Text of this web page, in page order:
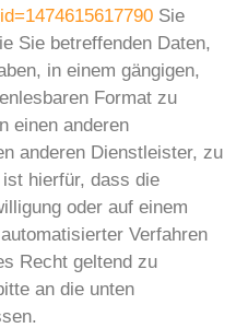
Sie
Sie betreffenden Daten,
in einem gängigen,
Format zu
einen anderen
anderen Dienstleister, zu
hierfür, dass die
oder auf einem
Verfahren
Recht geltend zu
an die unten